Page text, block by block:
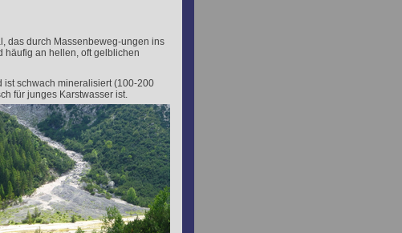
das durch Massenbeweg-ungen ins
häufig an hellen, oft gelblichen
ist schwach mineralisiert (100-200
für junges Karstwasser ist.